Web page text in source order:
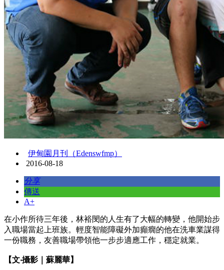
伊甸園月刊（Edenswfmp）
2016-08-18
分享
傳送
A+
在小作所待三年後，林裕閔的人生有了大幅的轉變，他開始步
入職場當起上班族。輕度智能障礙外加癲癇的他在洗車業謀得
一份職務，友善職場帶領他一步步適應工作，穩定就業。
【文‧攝影｜蘇麗華】